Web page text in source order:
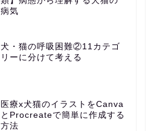
病気
犬・猫の呼吸困難②11カテゴ
リーに分けて考える
医療x犬猫のイラストをCanva
とProcreateで簡単に作成する
方法